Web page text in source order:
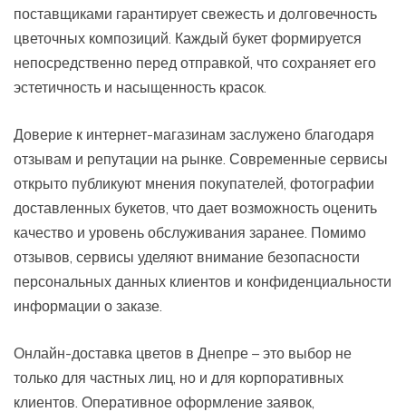
поставщиками гарантирует свежесть и долговечность
цветочных композиций. Каждый букет формируется
непосредственно перед отправкой, что сохраняет его
эстетичность и насыщенность красок.
Доверие к интернет-магазинам заслужено благодаря
отзывам и репутации на рынке. Современные сервисы
открыто публикуют мнения покупателей, фотографии
доставленных букетов, что дает возможность оценить
качество и уровень обслуживания заранее. Помимо
отзывов, сервисы уделяют внимание безопасности
персональных данных клиентов и конфиденциальности
информации о заказе.
Онлайн-доставка цветов в Днепре – это выбор не
только для частных лиц, но и для корпоративных
клиентов. Оперативное оформление заявок,